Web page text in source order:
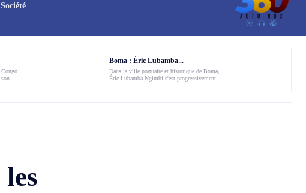
Société
Boma : Éric Lubamba...
Dans la ville portuaire et historique de Boma,
Éric Lubamba Ngimbi s'est progressivement...